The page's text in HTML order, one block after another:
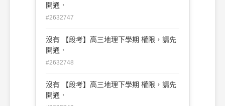
開通．
#2632747
沒有 【段考】高三地理下學期 權限，請先
開通．
#2632748
沒有 【段考】高三地理下學期 權限，請先
開通．